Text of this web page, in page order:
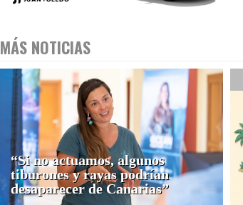
MÁS NOTICIAS
“Si no actuamos, algunos
tiburones y rayas podrían
desaparecer de Canarias”